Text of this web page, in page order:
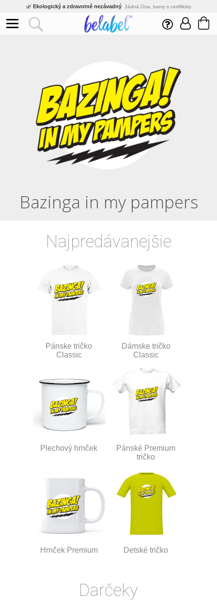
🌿 Ekologický a zdravotně nezávadný žádná čína, barvy s certifikáty
Inovativní výroba vlastní vývoj, nejnovější technologie
Rychlé dodání expedujeme do 24h
tisíce spokojených zákazníků
Bazinga in my pampers
Najpredávanejšie
Pánske tričko
Classic
Dámske tričko
Classic
Plechový hrnček
Pánské Premium
tričko
Hrnček Premium Detské tričko
Darčeky